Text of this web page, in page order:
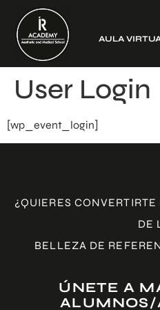
AULA
User Login
[wp_event_login]
¿QUIERES
DE
BELLEZA DE
ÚNETE A
ALUMNOS/